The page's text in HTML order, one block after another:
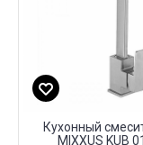
Кухонный
MIXXUS KUB